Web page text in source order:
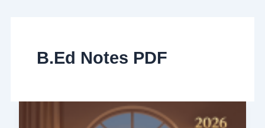
B.Ed Notes PDF